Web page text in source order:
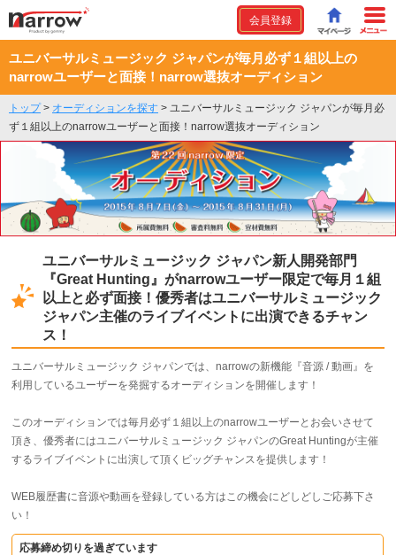
会員登録
ユニバーサルミュージック ジャパンが毎月必ず１組以上の
narrowユーザーと面接！narrow選抜オーディション
トップ> オーディションを探す > ユニバーサルミュージック ジャパンが毎月必
ず１組以上のnarrowユーザーと面接！narrow選抜オーディション
ユニバーサルミュージック ジャパン新人開発部門
『Great Hunting』がnarrowユーザー限定で毎月１組
以上と必ず面接！優秀者はユニバーサルミュージック
ジャパン主催のライブイベントに出演できるチャン
ス！
ユニバーサルミュージック ジャパンでは、narrowの新機能『音源 / 動画』を
利用しているユーザーを発掘するオーディションを開催します！
このオーディションでは毎月必ず１組以上のnarrowユーザーとお会いさせて
頂き、優秀者にはユニバーサルミュージック ジャパンのGreat Huntingが主催
するライブイベントに出演して頂くビッグチャンスを提供します！
WEB履歴書に音源や動画を登録している方はこの機会にどしどしご応募下さ
い！
応募締め切りを過ぎています